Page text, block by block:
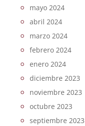
mayo 2024
abril 2024
marzo 2024
febrero 2024
enero 2024
diciembre 2023
noviembre 2023
octubre 2023
septiembre 2023